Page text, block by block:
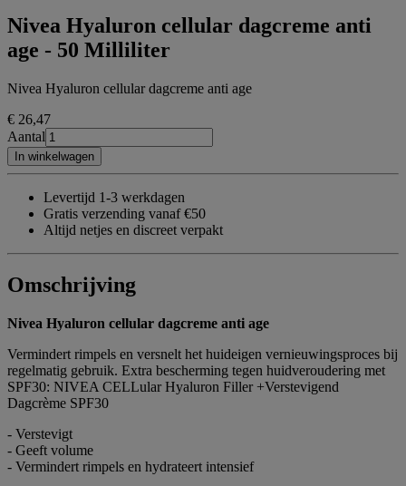
Nivea Hyaluron cellular dagcreme anti
age - 50 Milliliter
Nivea Hyaluron cellular dagcreme anti age
€ 26,47
Aantal
In winkelwagen
Levertijd 1-3 werkdagen
Gratis verzending vanaf €50
Altijd netjes en discreet verpakt
Omschrijving
Nivea Hyaluron cellular dagcreme anti age
Vermindert rimpels en versnelt het huideigen vernieuwingsproces bij
regelmatig gebruik. Extra bescherming tegen huidveroudering met
SPF30: NIVEA CELLular Hyaluron Filler +Verstevigend
Dagcrème SPF30
- Verstevigt
- Geeft volume
- Vermindert rimpels en hydrateert intensief